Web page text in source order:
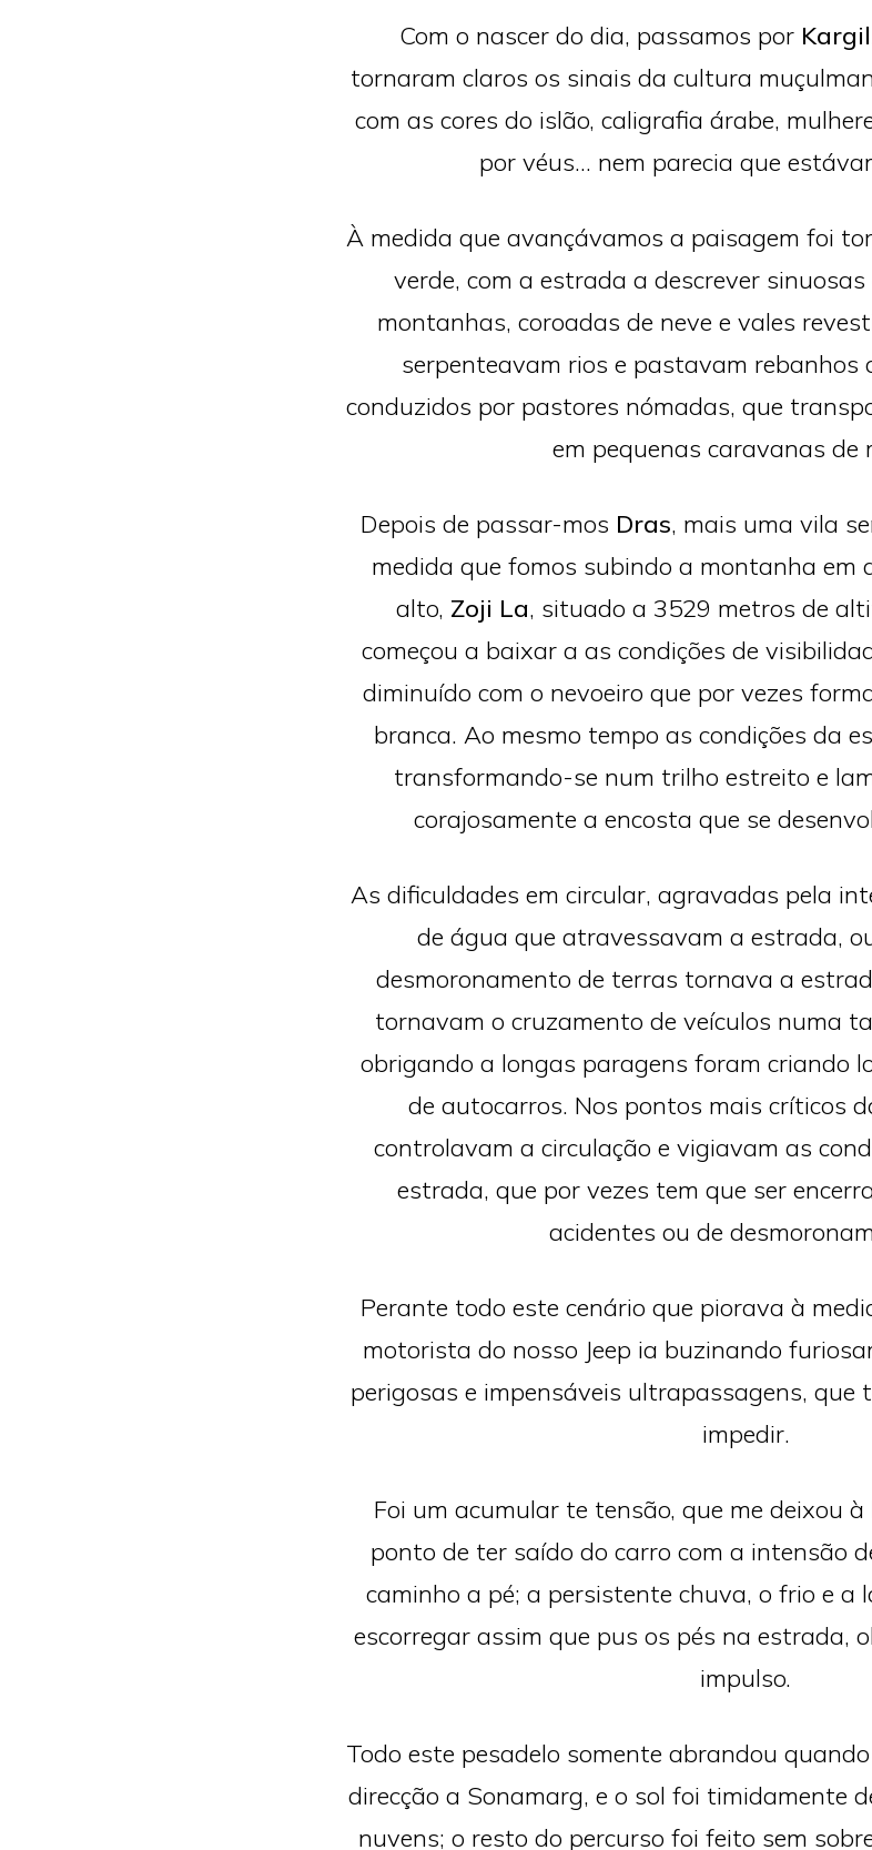
Com o nascer do dia, passamos por Kargil
tornaram claros os sinais da cultura
com as cores do islão, caligrafia árabe,
por véus… nem parecia que
À medida que avançávamos a paisagem foi
verde, com a estrada a descrever
montanhas, coroadas de neve e vales
serpenteavam rios e pastavam rebanhos
conduzidos por pastores nómadas, que
em pequenas caravanas de
Depois de passar-mos Dras, mais uma vila
medida que fomos subindo a montanha em
alto, Zoji La, situado a 3529 metros de
começou a baixar a as condições de
diminuído com o nevoeiro que por vezes
branca. Ao mesmo tempo as condições da
transformando-se num trilho estreito e
corajosamente a encosta que se
As dificuldades em circular, agravadas pela
de água que atravessavam a estrada,
desmoronamento de terras tornava a
tornavam o cruzamento de veículos numa
obrigando a longas paragens foram criando
de autocarros. Nos pontos mais críticos
controlavam a circulação e vigiavam as
estrada, que por vezes tem que ser
acidentes ou de
Perante todo este cenário que piorava à
motorista do nosso Jeep ia buzinando
perigosas e impensáveis ultrapassagens, que
impedir.
Foi um acumular te tensão, que me deixou à
ponto de ter saído do carro com a intensão
caminho a pé; a persistente chuva, o frio e a
escorregar assim que pus os pés na estrada,
impulso.
Todo este pesadelo somente abrandou
direcção a Sonamarg, e o sol foi timidamente
nuvens; o resto do percurso foi feito sem